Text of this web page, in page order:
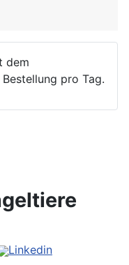
dem
pro Tag.
Linkedin